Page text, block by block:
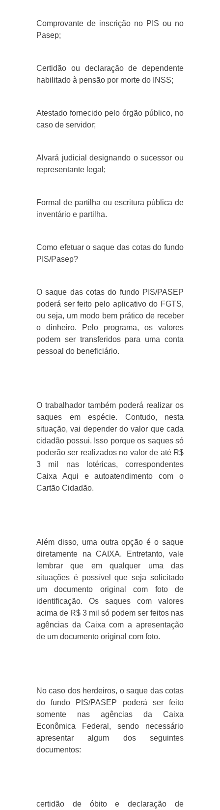
Comprovante de inscrição no PIS ou no
Pasep;
Certidão ou declaração de dependente
habilitado à pensão por morte do INSS;
Atestado fornecido pelo órgão público, no
caso de servidor;
Alvará judicial designando o sucessor ou
representante legal;
Formal de partilha ou escritura pública de
inventário e partilha.
Como efetuar o saque das cotas do fundo
PIS/Pasep?
O saque das cotas do fundo PIS/PASEP
poderá ser feito pelo aplicativo do FGTS,
ou seja, um modo bem prático de receber
o dinheiro. Pelo programa, os valores
podem ser transferidos para uma conta
pessoal do beneficiário.
O trabalhador também poderá realizar os
saques em espécie. Contudo, nesta
situação, vai depender do valor que cada
cidadão possui. Isso porque os saques só
poderão ser realizados no valor de até R$
3 mil nas lotéricas, correspondentes
Caixa Aqui e autoatendimento com o
Cartão Cidadão.
Além disso, uma outra opção é o saque
diretamente na CAIXA. Entretanto, vale
lembrar que em qualquer uma das
situações é possível que seja solicitado
um documento original com foto de
identificação. Os saques com valores
acima de R$ 3 mil só podem ser feitos nas
agências da Caixa com a apresentação
de um documento original com foto.
No caso dos herdeiros, o saque das cotas
do fundo PIS/PASEP poderá ser feito
somente nas agências da Caixa
Econômica Federal, sendo necessário
apresentar algum dos seguintes
documentos:
certidão de óbito e declaração de